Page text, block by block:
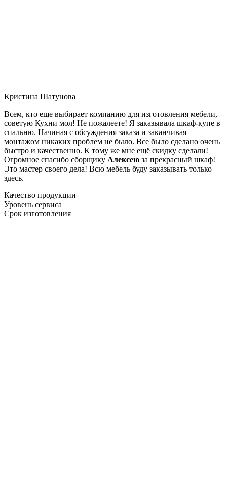
Кристина Шатунова
Всем, кто еще выбирает компанию для изготовления мебели,
советую Кухни мол! Не пожалеете! Я заказывала шкаф-купе в
спальню. Начиная с обсуждения заказа и заканчивая
монтажом никаких проблем не было. Все было сделано очень
быстро и качественно. К тому же мне ещё скидку сделали!
Огромное спасибо сборщику Алексею за прекрасный шкаф!
Это мастер своего дела! Всю мебель буду заказывать только
здесь.
Качество продукции
Уровень сервиса
Срок изготовления